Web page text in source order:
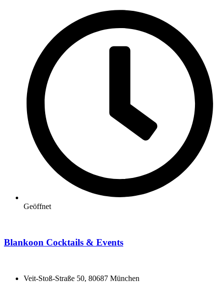
Geöffnet
Blankoon Cocktails & Events
Veit-Stoß-Straße 50, 80687 München